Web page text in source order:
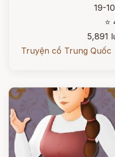
19-
⭐
5,891
Truyện cổ Trung Quốc